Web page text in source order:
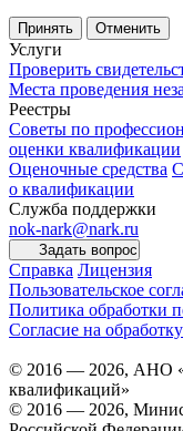
Принять Отменить
Услуги
Проверить
Места проведения
Реестры
Советы по
оценки квалификации
Оценочные средства
о квалификации
Служба поддержки
nok-nark@nark.ru
Задать вопрос
Справка Лицензия
Пользовательское
Политика обработки
Согласие на
© 2016 — 2026, АНО
квалификаций»
© 2016 — 2026,